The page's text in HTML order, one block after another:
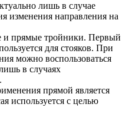
лишь в случае
изменения направления на
и прямые тройники. Первый
для стояков. При
можно воспользоваться
в случаях
прямой является
используется с целью